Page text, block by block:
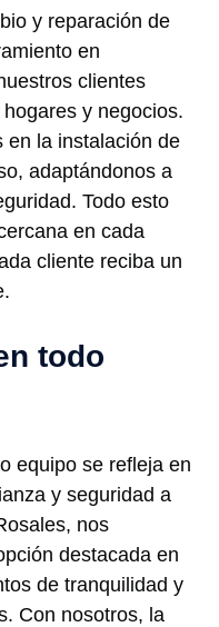
y reparación de
en
clientes
y negocios.
en la instalación de
adaptándonos a
Todo esto
en cada
cliente reciba un
todo
equipo se refleja en
y seguridad a
nos
destacada en
de tranquilidad y
Con nosotros, la